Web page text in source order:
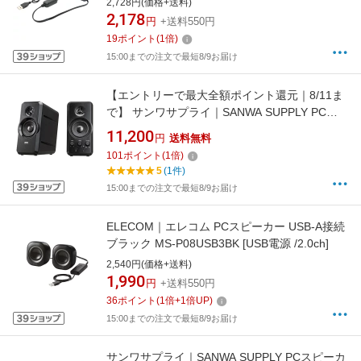
2,728円(価格+送料)
2,178 円 +送料550円
19ポイント (1倍)
15:00までの注文で最短8/9お届け
【エントリーで最大全額ポイント還元｜8/11ま
で】 サンワサプライ｜SANWA SUPPLY PCス
ピーカー 3.5mm接続 ブラック MM-SPL6BKN
[AC電源 /2.0ch]
11,200 円 送料無料
101ポイント (1倍)
5(1件)
15:00までの注文で最短8/9お届け
ELECOM｜エレコム PCスピーカー USB-A接続
ブラック MS-P08USB3BK [USB電源 /2.0ch]
2,540円(価格+送料)
1,990 円 +送料550円
36ポイント (1倍+1倍UP)
15:00までの注文で最短8/9お届け
サンワサプライ｜SANWA SUPPLY PCスピーカ